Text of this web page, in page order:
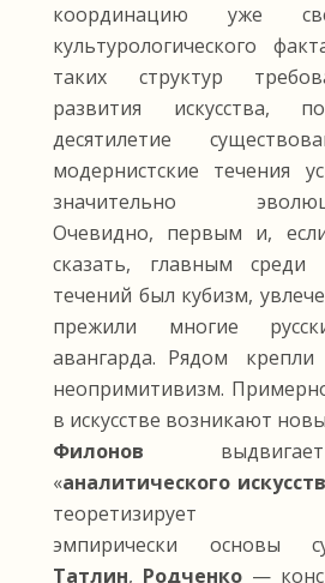
координацию уже
культурологического
таких структур
развития искусства,
десятилетие
модернистские течения
значительно
Очевидно, первым и,
сказать, главным среди
течений был кубизм,
прежили многие
авангарда. Рядом
неопримитивизм.
в искусстве возникают
Филонов
«аналитического
теоретизирует
эмпирически основы
Татлин, Родченко —